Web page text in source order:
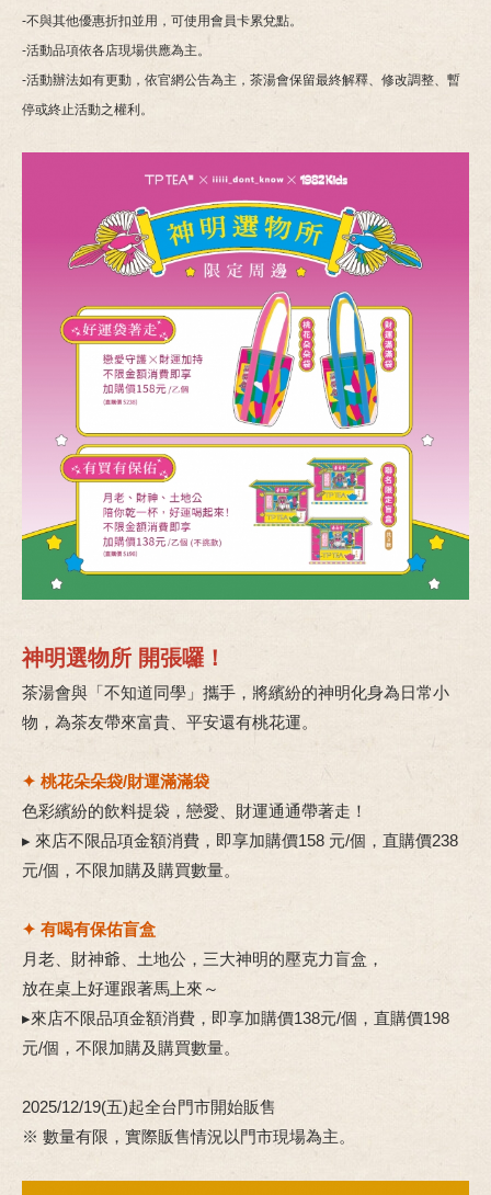
-不與其他優惠折扣並用，可使用會員卡累兌點。
-活動品項依各店現場供應為主。
-活動辦法如有更動，依官網公告為主，茶湯會保留最終解釋、修改調整、暫
停或終止活動之權利。
神明選物所 開張囉！
茶湯會與「不知道同學」攜手，將繽紛的神明化身為日常小
物，為茶友帶來富貴、平安還有桃花運。
✦ 桃花朵朵袋/財運滿滿袋
色彩繽紛的飲料提袋，戀愛、財運通通帶著走！
▸ 來店不限品項金額消費，即享加購價158 元/個，直購價238
元/個，不限加購及購買數量。
✦ 有喝有保佑盲盒
月老、財神爺、土地公，三大神明的壓克力盲盒，
放在桌上好運跟著馬上來～
▸來店不限品項金額消費，即享加購價138元/個，直購價198
元/個，不限加購及購買數量。
2025/12/19(五)起全台門市開始販售
※ 數量有限，實際販售情況以門市現場為主。